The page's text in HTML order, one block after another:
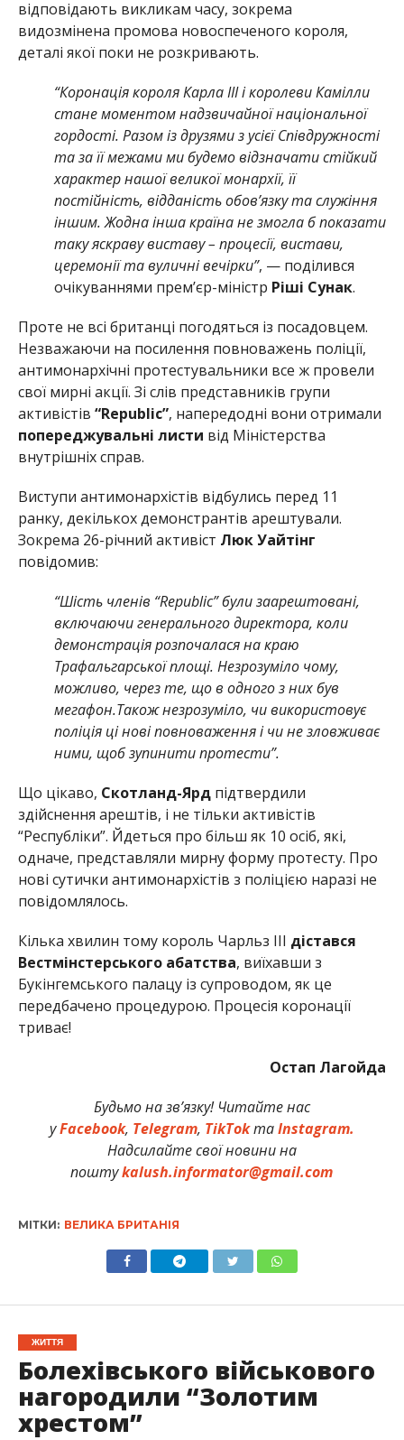
відповідають викликам часу, зокрема
видозмінена промова новоспеченого короля,
деталі якої поки не розкривають.
“Коронація короля Карла III і королеви Камілли
стане моментом надзвичайної національної
гордості. Разом із друзями з усієї Співдружності
та за її межами ми будемо відзначати стійкий
характер нашої великої монархії, її
постійність, відданість обов’язку та служіння
іншим. Жодна інша країна не змогла б показати
таку яскраву виставу – процесії, вистави,
церемонії та вуличні вечірки”, — поділився
очікуваннями прем’єр-міністр Ріші Сунак.
Проте не всі британці погодяться із посадовцем.
Незважаючи на посилення повноважень поліції,
антимонархічні протестувальники все ж провели
свої мирні акції. Зі слів представників групи
активістів “Republic”, напередодні вони отримали
попереджувальні листи від Міністерства
внутрішніх справ.
Виступи антимонархістів відбулись перед 11
ранку, декількох демонстрантів арештували.
Зокрема 26-річний активіст Люк Уайтінг
повідомив:
“Шість членів “Republic” були заарештовані,
включаючи генерального директора, коли
демонстрація розпочалася на краю
Трафальгарської площі. Незрозуміло чому,
можливо, через те, що в одного з них був
мегафон.Також незрозуміло, чи використовує
поліція ці нові повноваження і чи не зловживає
ними, щоб зупинити протести”.
Що цікаво, Скотланд-Ярдпідтвердили
здійснення арештів, і не тільки активістів
“Республіки”. Йдеться про більш як 10 осіб, які,
одначе, представляли мирну форму протесту. Про
нові сутички антимонархістів з поліцією наразі не
повідомлялось.
Кілька хвилин тому король Чарльз III дістався
Вестмінстерського абатства, виїхавши з
Букінгемського палацу із супроводом, як це
передбачено процедурою. Процесія коронації
триває!
Остап Лагойда
Будьмо на зв’язку! Читайте нас
уFacebook, Telegram, TikTokтаInstagram.
Надсилайте свої новини на
поштуkalush.informator@gmail.com
МІТКИ: ВЕЛИКА БРИТАНІЯ
ЖИТТЯ
Болехівського військового
нагородили “Золотим
хрестом”